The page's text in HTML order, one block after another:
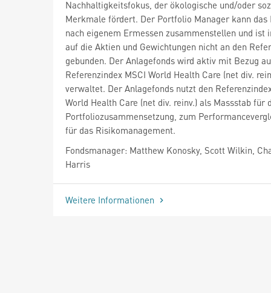
Nachhaltigkeitsfokus, der ökologische und/oder
Merkmale fördert. Der Portfolio Manager kann
nach eigenem Ermessen zusammenstellen und ist
auf die Aktien und Gewichtungen nicht an den
gebunden. Der Anlagefonds wird aktiv mit Bezug
Referenzindex MSCI World Health Care (net div.
verwaltet. Der Anlagefonds nutzt den
World Health Care (net div. reinv.) als Massstab für
Portfoliozusammensetzung, zum
für das Risikomanagement.
Fondsmanager: Matthew Konosky, Scott Wilkin,
Harris
Weitere Informationen